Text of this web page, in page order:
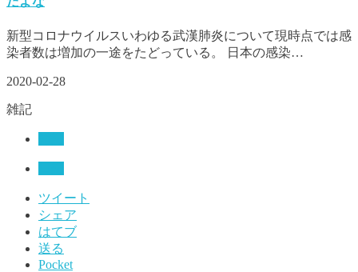
新型コロナウイルスいわゆる武漢肺炎について現時点では感
染者数は増加の一途をたどっている。 日本の感染…
2020-02-28
雑記
ツイート
シェア
はてブ
送る
Pocket